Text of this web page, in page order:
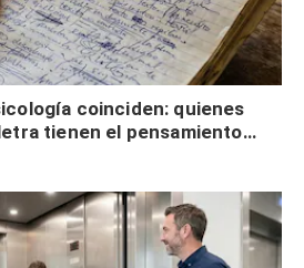
coinciden: quienes
tienen el pensamiento
por desinterés